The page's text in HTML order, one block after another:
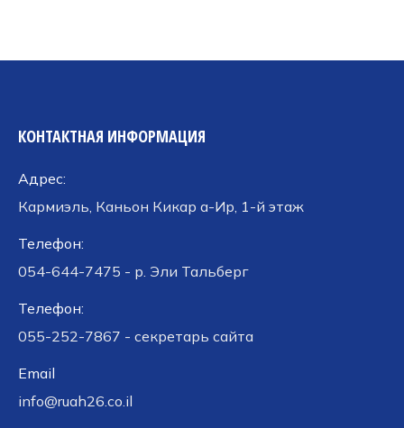
КОНТАКТНАЯ ИНФОРМАЦИЯ
Адрес:
Кармиэль, Каньон Кикар а-Ир, 1-й этаж
Телефон:
054-644-7475 - р. Эли Тальберг
Телефон:
055-252-7867 - секретарь сайта
Email
info@ruah26.co.il